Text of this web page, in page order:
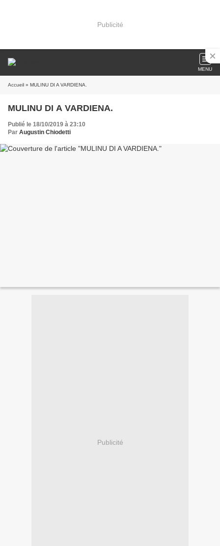
Publicité
MENU
Accueil » MULINU DI A VARDIENA.
MULINU DI A VARDIENA.
Publié le 18/10/2019 à 23:10
Par Augustin Chiodetti
Publicité